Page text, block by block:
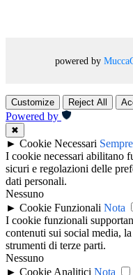
powered by
Customize Reject All
Powered by
✖
► Cookie Necessari
I cookie necessari abilitano
sicuri e regolazioni delle
dati personali.
Nessuno
► Cookie Funzionali Nota
I cookie funzionali
contenuti sui social media,
strumenti di terze parti.
Nessuno
► Cookie Analitici Nota